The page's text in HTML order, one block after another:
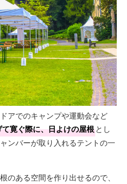
アでのキャンプや運動会など
寛ぐ際に、日よけの屋根とし
ンバーが取り入れるテントの一
のある空間を作り出せるので、